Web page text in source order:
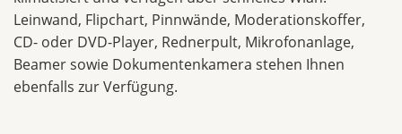
Leinwand, Flipchart, Pinnwände, Moderationskoffer,
CD- oder DVD-Player, Rednerpult, Mikrofonanlage,
Beamer sowie Dokumentenkamera stehen Ihnen
ebenfalls zur Verfügung.